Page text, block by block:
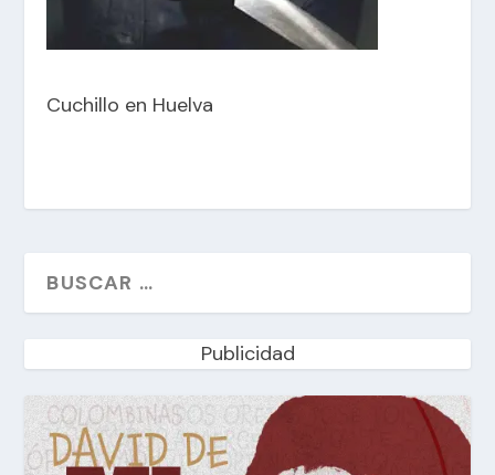
Cuchillo en Huelva
Publicidad